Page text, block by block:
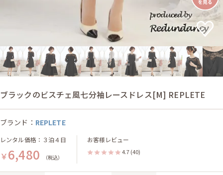
ブラックのビスチェ風七分袖レースドレス[M] REPLETE
ブランド： REPLETE
レンタル価格：３泊４日
￥6,480 （税込）
お客様レビュー
4.7 (40)